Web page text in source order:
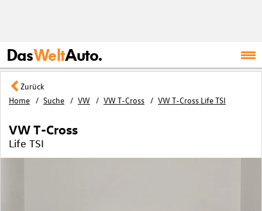
DasWeltAuto.
Zurück
Home
Suche VW VW T-Cross VW T-Cross Life TSI
VW T-Cross
Life TSI